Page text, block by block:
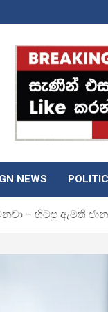
NEWS
– හිටපු ඇමති